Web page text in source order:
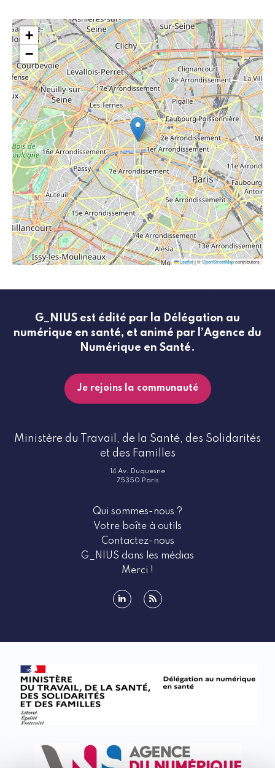
+
−
Leaflet|©OpenStreetMapcontributors
G_NIUS est édité par la Délégation au
numérique en santé, et animé par l’Agence du
Numérique en Santé.
Je rejoins la communauté
Ministère du Travail, de la Santé, des Solidarités
et des Familles
14 Av. Duquesne
75350 Paris
Qui sommes-nous ?
Votre boîte à outils
Contactez-nous
G_NIUS dans les médias
Merci !